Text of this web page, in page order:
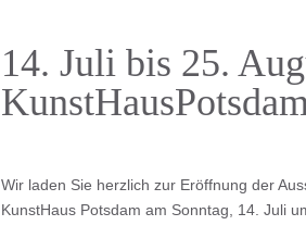
14. Juli bis 25.
KunstHausPotsdam
Wir laden Sie herzlich zur Eröffnung der
KunstHaus Potsdam am Sonntag, 14. Juli